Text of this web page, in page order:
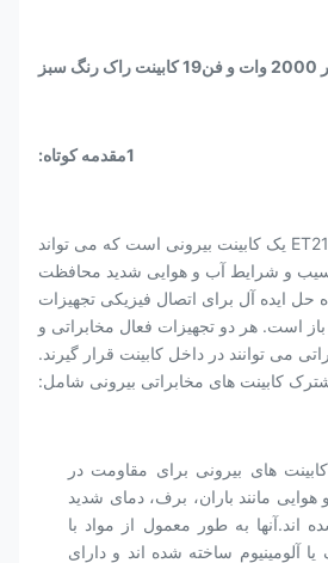
1مقدمه کوتاه:
ET2117227511018534 یک کابینت بیرونی است که می تواند
و شرایط آب و هوایی شدید محافظت
حل ایده آل برای اتصال فیزیکی تجهیزات
است. هر دو تجهیزات فعال مخابراتی و
می توانند در داخل کابینت قرار گیرند.
کابینت های مخابراتی بیرونی شامل:
های بیرونی برای مقاومت در
مانند باران، برف، دمای شدید
اند.آنها به طور معمول از مواد با
آلومینیوم ساخته شده اند و دارای